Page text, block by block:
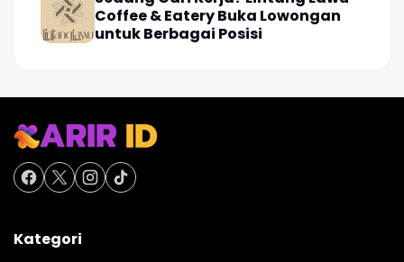
Coffee & Eatery Buka Lowongan
untuk Berbagai Posisi
Kategori